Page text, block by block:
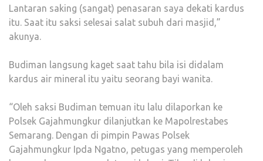
Lantaran saking (sangat) penasaran saya dekati kardus
itu. Saat itu saksi selesai salat subuh dari masjid,”
akunya.
Budiman langsung kaget saat tahu bila isi didalam
kardus air mineral itu yaitu seorang bayi wanita.
“Oleh saksi Budiman temuan itu lalu dilaporkan ke
Polsek Gajahmungkur dilanjutkan ke Mapolrestabes
Semarang. Dengan di pimpin Pawas Polsek
Gajahmungkur Ipda Ngatno, petugas yang memperoleh